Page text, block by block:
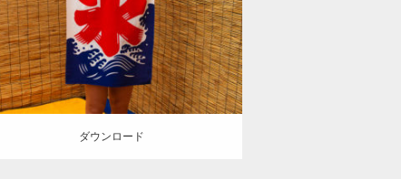
AKIHITO(細マッチョ) 上腕二頭筋 川口
(埼玉)
ダウンロード
ダウンロード